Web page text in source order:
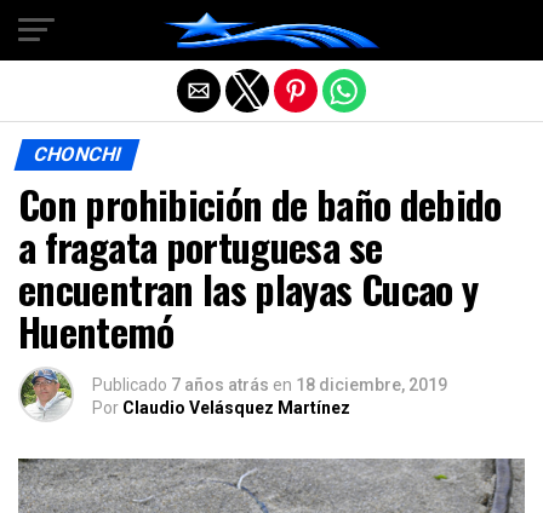
CHONCHI
Con prohibición de baño debido
a fragata portuguesa se
encuentran las playas Cucao y
Huentemó
Publicado 7 años atrás en 18 diciembre, 2019
Por Claudio Velásquez Martínez
Salir de la versión móvil